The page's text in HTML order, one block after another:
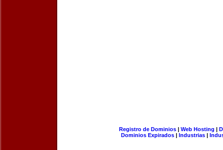
Registro de Dominios| Web Hosting |
Dominios Expirados | Industrias |